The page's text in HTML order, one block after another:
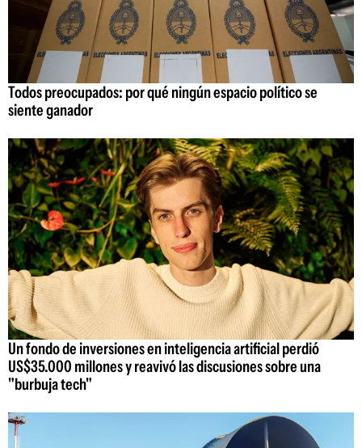
Todos preocupados: por qué ningún espacio político se
siente ganador
Un fondo de inversiones en inteligencia artificial perdió
US$35.000 millones y reavivó las discusiones sobre una
"burbuja tech"